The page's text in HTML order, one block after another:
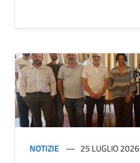
NOTIZIE 25 LUGLIO 2026